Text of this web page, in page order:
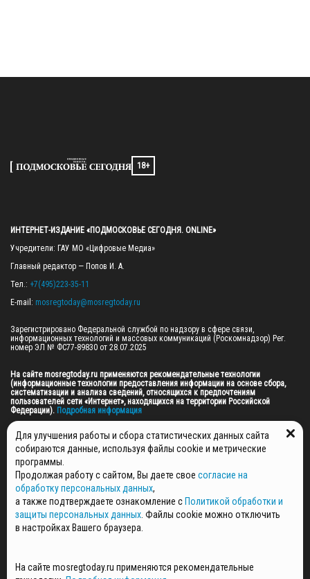
18+
ИНТЕРНЕТ-ИЗДАНИЕ «ПОДМОСКОВЬЕ СЕГОДНЯ. ONLINE»
Учредители: ГАУ МО «Цифровые Медиа»
Главный редактор — Попов И. А.
Тел.: +7(495)223-35-11
E-mail: mosregtoday@mosregtoday.ru
Зарегистрировано Федеральной службой по надзору в сфере связи,
информационных технологий и массовых коммуникаций (Роскомнадзор) Рег.
номер ЭЛ № ФС77-89830 от 28.07.2025
На сайте mosregtoday.ru применяются рекомендательные технологии
(информационные технологии предоставления информации на основе сбора,
систематизации и анализа сведений, относящихся к предпочтениям
пользователей сети «Интернет», находящихся на территории Российской
Федерации). Подробная информация
© 2026 ПРАВА НА ВСЕ МАТЕРИАЛЫ САЙТА ПРИНАДЛЕЖАТ ГАУ МО "ЦИФРОВЫЕ
МЕДИА" (ОГРН: 1255000059467).
ПОЛИТИКА ОБРАБОТКИ И ЗАЩИТЫ ПЕРСОНАЛЬНЫХ ДАННЫХ
НОВОСТИ
ГАЗЕТЫ
РЕКЛАМОДАТЕЛЯМ
СПЕЦПРОЕКТЫ
Для улучшения работы и сбора статистических данных сайта
собираются данные, используя файлы cookie и метрические
программы.
Продолжая работу с сайтом, Вы даете свое согласие на
обработку персональных данных,
а также подтверждаете ознакомление с Политикой обработки и
защиты персональных данных . Файлы cookie можно отключить
в настройках Вашего браузера.
На сайте mosregtoday.ru применяются рекомендательные